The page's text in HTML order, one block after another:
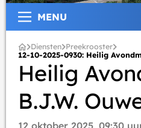
MENU
Diensten Preekrooster
12-10-2025-0930: Heilig
Heilig
B.J.W.
12 oktober 2025, 09:30